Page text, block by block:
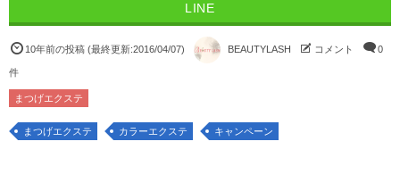
LINE
10年前の投稿 (最終更新:2016/04/07) BEAUTYLASH コメント 0
件
まつげエクステ
まつげエクステ カラーエクステ キャンペーン